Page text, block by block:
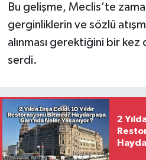
Bu gelişme, Meclis’te
gerginliklerin ve sözlü
alınması gerektiğini bir
serdi.
2